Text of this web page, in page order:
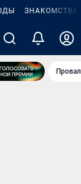
ЗНАКОМСТВА